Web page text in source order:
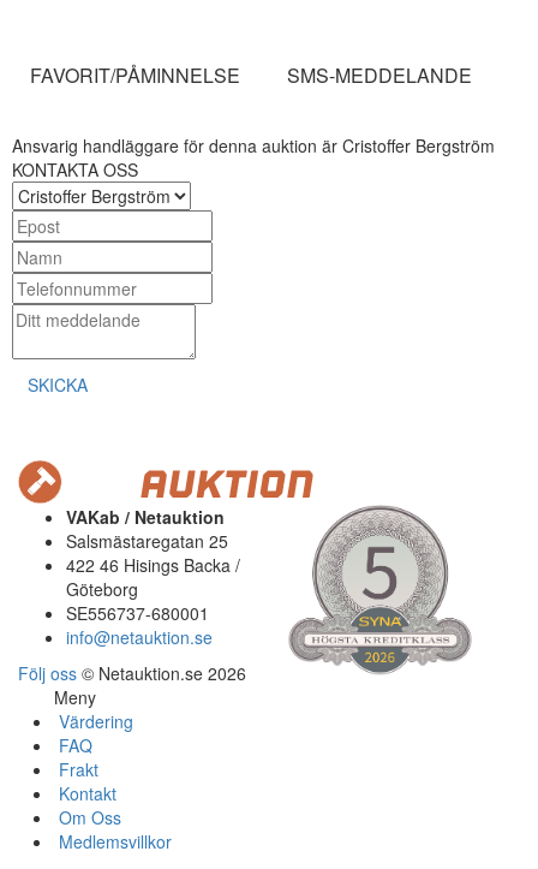
FAVORIT/PÅMINNELSE SMS-MEDDELANDE
Ansvarig handläggare för denna auktion är Cristoffer Bergström
KONTAKTA OSS
SKICKA
VAKab / Netauktion
Salsmästaregatan 25
422 46 Hisings Backa /
Göteborg
SE556737-680001
info@netauktion.se
Följ oss © Netauktion.se 2026
Meny
Värdering
FAQ
Frakt
Kontakt
Om Oss
Medlemsvillkor